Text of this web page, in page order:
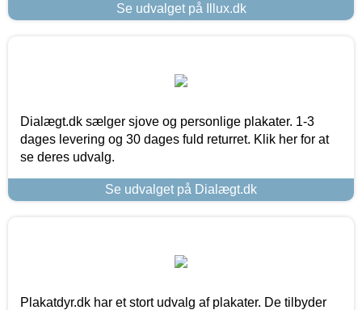
Se udvalget på Illux.dk
Dialægt.dk sælger sjove og personlige plakater. 1-3
dages levering og 30 dages fuld returret. Klik her for at
se deres udvalg.
Se udvalget på Dialægt.dk
Plakatdyr.dk har et stort udvalg af plakater. De tilbyder